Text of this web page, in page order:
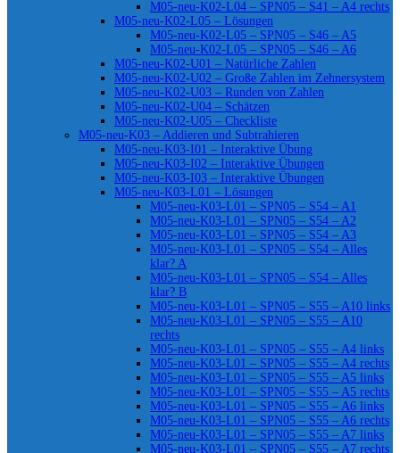
M05-neu-K02-L04 – SPN05 – S41 – A4 rechts
M05-neu-K02-L05 – Lösungen
M05-neu-K02-L05 – SPN05 – S46 – A5
M05-neu-K02-L05 – SPN05 – S46 – A6
M05-neu-K02-U01 – Natürliche Zahlen
M05-neu-K02-U02 – Große Zahlen im Zehnersystem
M05-neu-K02-U03 – Runden von Zahlen
M05-neu-K02-U04 – Schätzen
M05-neu-K02-U05 – Checkliste
M05-neu-K03 – Addieren und Subtrahieren
M05-neu-K03-I01 – Interaktive Übung
M05-neu-K03-I02 – Interaktive Übungen
M05-neu-K03-I03 – Interaktive Übungen
M05-neu-K03-L01 – Lösungen
M05-neu-K03-L01 – SPN05 – S54 – A1
M05-neu-K03-L01 – SPN05 – S54 – A2
M05-neu-K03-L01 – SPN05 – S54 – A3
M05-neu-K03-L01 – SPN05 – S54 – Alles
klar? A
M05-neu-K03-L01 – SPN05 – S54 – Alles
klar? B
M05-neu-K03-L01 – SPN05 – S55 – A10 links
M05-neu-K03-L01 – SPN05 – S55 – A10
rechts
M05-neu-K03-L01 – SPN05 – S55 – A4 links
M05-neu-K03-L01 – SPN05 – S55 – A4 rechts
M05-neu-K03-L01 – SPN05 – S55 – A5 links
M05-neu-K03-L01 – SPN05 – S55 – A5 rechts
M05-neu-K03-L01 – SPN05 – S55 – A6 links
M05-neu-K03-L01 – SPN05 – S55 – A6 rechts
M05-neu-K03-L01 – SPN05 – S55 – A7 links
M05-neu-K03-L01 – SPN05 – S55 – A7 rechts